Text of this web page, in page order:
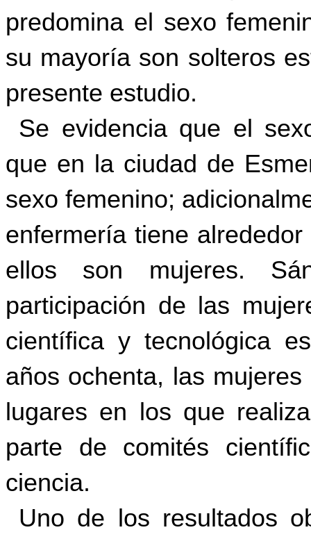
predomina el sexo
su mayoría son solteros
presente estudio.
Se evidencia que el
que en la ciudad de
sexo femenino;
enfermería tiene
ellos son mujeres.
participación de las
científica y tecnológica
años ochenta, las
lugares en los que
parte de comités
ciencia.
Uno de los resultados